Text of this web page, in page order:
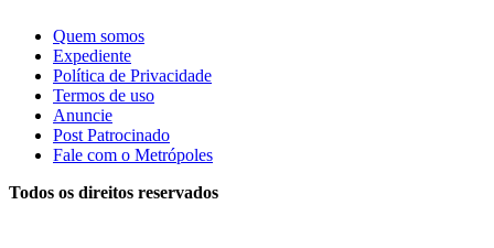
Quem somos
Expediente
Política de Privacidade
Termos de uso
Anuncie
Post Patrocinado
Fale com o Metrópoles
Todos os direitos reservados